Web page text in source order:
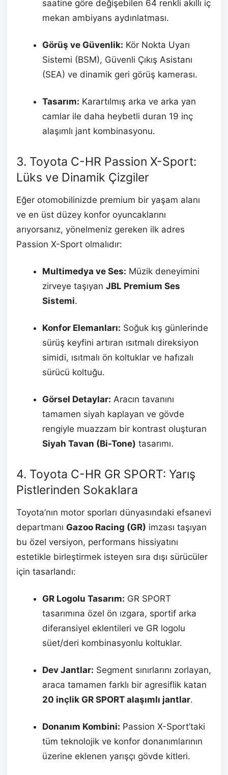
saatine göre değişebilen 64 renkli akıllı iç
mekan ambiyans aydınlatması.
Görüş ve Güvenlik: Kör Nokta Uyarı
Sistemi (BSM), Güvenli Çıkış Asistanı
(SEA) ve dinamik geri görüş kamerası.
Tasarım: Karartılmış arka ve arka yan
camlar ile daha heybetli duran 19 inç
alaşımlı jant kombinasyonu.
3. Toyota C-HR Passion X-Sport:
Lüks ve Dinamik Çizgiler
Eğer otomobilinizde premium bir yaşam alanı
ve en üst düzey konfor oyuncaklarını
arıyorsanız, yönelmeniz gereken ilk adres
Passion X-Sport olmalıdır:
Multimedya ve Ses: Müzik deneyimini
zirveye taşıyan JBL Premium Ses
Sistemi.
Konfor Elemanları: Soğuk kış günlerinde
sürüş keyfini artıran ısıtmalı direksiyon
simidi, ısıtmalı ön koltuklar ve hafızalı
sürücü koltuğu.
Görsel Detaylar: Aracın tavanını
tamamen siyah kaplayan ve gövde
rengiyle muazzam bir kontrast oluşturan
Siyah Tavan (Bi-Tone) tasarımı.
4. Toyota C-HR GR SPORT: Yarış
Pistlerinden Sokaklara
Toyota’nın motor sporları dünyasındaki efsanevi
departmanı Gazoo Racing (GR) imzası taşıyan
bu özel versiyon, performans hissiyatını
estetikle birleştirmek isteyen sıra dışı sürücüler
için tasarlandı:
GR Logolu Tasarım: GR SPORT
tasarımına özel ön ızgara, sportif arka
diferansiyel eklentileri ve GR logolu
süet/deri kombinasyonlu koltuklar.
Dev Jantlar: Segment sınırlarını zorlayan,
araca tamamen farklı bir agresiflik katan
20 inçlik GR SPORT alaşımlı jantlar.
Donanım Kombini: Passion X-Sport’taki
tüm teknolojik ve konfor donanımlarının
üzerine eklenen yarışçı gövde kitleri.